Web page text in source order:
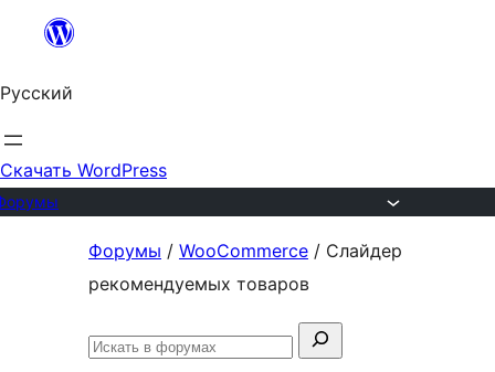
Перейти
содержимому
Русский
Скачать WordPress
Форумы / WooCommerce / Слайдер
рекомендуемых товаров
Поиск:
Искать